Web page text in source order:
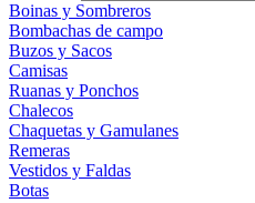
Boinas y Sombreros
Bombachas de campo
Buzos y Sacos
Camisas
Ruanas y Ponchos
Chalecos
Chaquetas y Gamulanes
Remeras
Vestidos y Faldas
Botas